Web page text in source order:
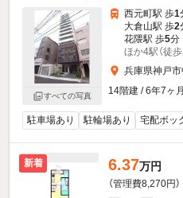
すべての写真
西元町駅 歩1
大倉山駅 歩2
花隈駅 歩5分
ほか4駅（徒
兵庫県神戸
14階建 / 6年7ヶ
駐車場あり 駐輪場あり 宅配ボッ
新着 6.37万円
（管理費8,270円）